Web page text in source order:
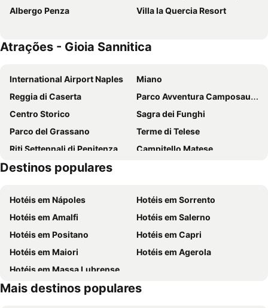
Albergo Penza
Villa la Quercia Resort
Atrações - Gioia Sannitica
International Airport Naples
Miano
Reggia di Caserta
Parco Avventura Camposauro
Centro Storico
Sagra dei Funghi
Parco del Grassano
Terme di Telese
Riti Settennali di Penitenza
Campitello Matese
Mercatino di Natale Castello di Limatola
Arco di Traiano
Capuano
Duomo di Benevento
Destinos populares
Hotéis em Nápoles
Hotéis em Sorrento
Hotéis em Amalfi
Hotéis em Salerno
Hotéis em Positano
Hotéis em Capri
Hotéis em Maiori
Hotéis em Agerola
Hotéis em Massa Lubrense
Mais destinos populares